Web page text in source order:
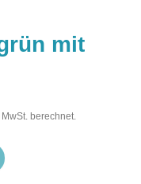
mit
berechnet.